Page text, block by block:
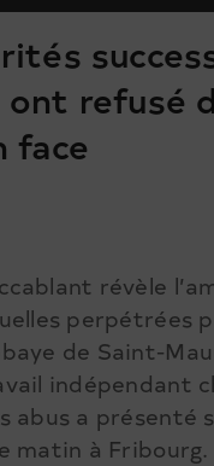
ont refusé
face
révèle
perpétrées
de Saint-
indépendant
abus a présenté
matin à Fribourg.